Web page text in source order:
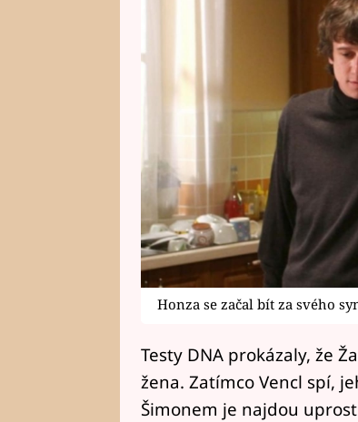
Honza se začal bít za svého
Testy DNA prokázaly, že
žena. Zatímco Vencl spí,
Šimonem je najdou